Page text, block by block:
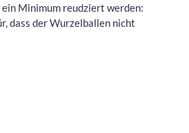
Minimum reudziert werden:
dass der Wurzelballen nicht